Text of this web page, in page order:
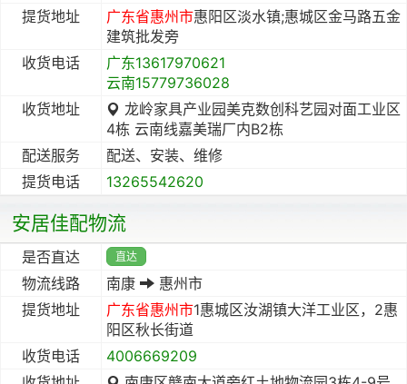
提货地址
广东省惠州市惠阳区淡水镇;惠城区金马路五金
建筑批发旁
收货电话
广东13617970621
云南15779736028
收货地址
龙岭家具产业园美克数创科艺园对面工业区
4栋 云南线嘉美瑞厂内B2栋
配送服务
配送、安装、维修
提货电话
13265542620
安居佳配物流
是否直达 直达
物流线路 南康
惠州市
提货地址
广东省惠州市1惠城区汝湖镇大洋工业区，2惠
阳区秋长街道
收货电话
4006669209